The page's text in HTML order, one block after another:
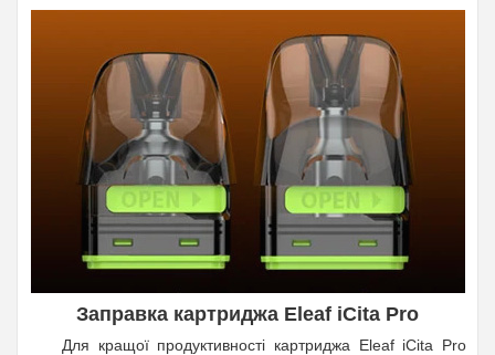
Заправка картриджа Eleaf iCita Pro
Для кращої продуктивності картриджа Eleaf iCita Pro